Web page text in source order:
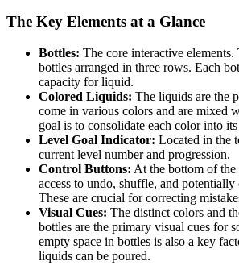
The Key Elements at a Glance
Bottles: The core interactive elements.
bottles arranged in three rows. Each
capacity for liquid.
Colored Liquids: The liquids are the
come in various colors and are mixed
goal is to consolidate each color into
Level Goal Indicator: Located in the
current level number and progression.
Control Buttons: At the bottom of the
access to undo, shuffle, and
These are crucial for correcting
Visual Cues: The distinct colors and
bottles are the primary visual cues for
empty space in bottles is also a key
liquids can be poured.